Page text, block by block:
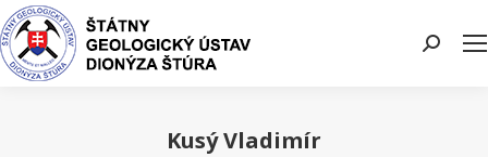
Search:
Kusý Vladimír